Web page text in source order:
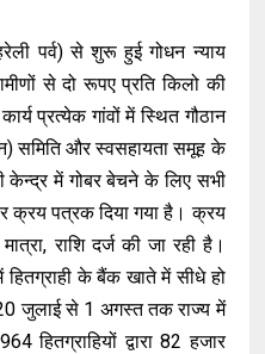
पर्व) से शुरू हुई गोधन न्याय
से दो रूपए प्रति किलो की
प्रत्येक गांवों में स्थित गौठान
समिति और स्वसहायता समूह के
केन्द्र में गोबर बेचने के लिए सभी
क्रय पत्रक दिया गया है। क्रय
राशि दर्ज की जा रही है।
के बैंक खाते में सीधे हो
जुलाई से 1 अगस्त तक राज्य में
हितग्राहियों द्वारा 82 हजार